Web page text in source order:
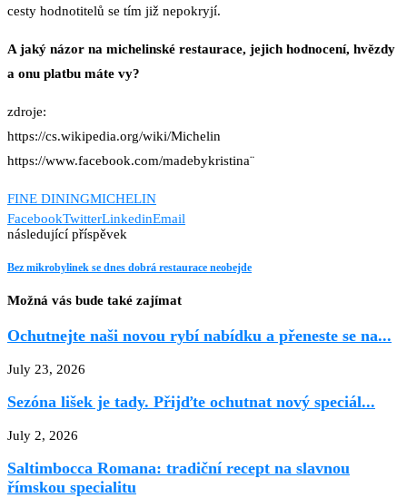
cesty hodnotitelů se tím již nepokryjí.
A jaký názor na michelinské restaurace, jejich hodnocení, hvězdy
a onu platbu máte vy?
zdroje:
https://cs.wikipedia.org/wiki/Michelin
https://www.facebook.com/madebykristina¨
FINE DININGMICHELIN
FacebookTwitterLinkedinEmail
následující příspěvek
Bez mikrobylinek se dnes dobrá restaurace neobejde
Možná vás bude také zajímat
Ochutnejte naši novou rybí nabídku a přeneste se na...
July 23, 2026
Sezóna lišek je tady. Přijďte ochutnat nový speciál...
July 2, 2026
Saltimbocca Romana: tradiční recept na slavnou
římskou specialitu